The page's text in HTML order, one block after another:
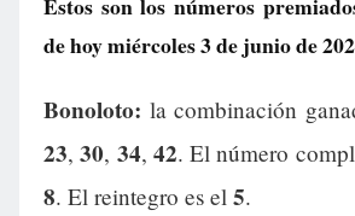
de hoy miércoles 3 de junio de
Bonoloto: la combinación
23,30, 34, 42. El número
8. El reintegro es el 5.